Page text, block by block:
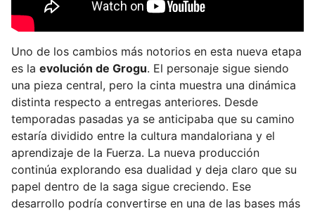
Uno de los cambios más notorios en esta nueva etapa
es la evolución de Grogu. El personaje sigue siendo
una pieza central, pero la cinta muestra una dinámica
distinta respecto a entregas anteriores. Desde
temporadas pasadas ya se anticipaba que su camino
estaría dividido entre la cultura mandaloriana y el
aprendizaje de la Fuerza. La nueva producción
continúa explorando esa dualidad y deja claro que su
papel dentro de la saga sigue creciendo. Ese
desarrollo podría convertirse en una de las bases más